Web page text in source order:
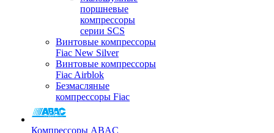
поршневые
компрессоры
серии SCS
Винтовые компрессоры
Fiac New Silver
Винтовые компрессоры
Fiac Airblok
Безмасляные
компрессоры Fiac
Компрессоры ABAC